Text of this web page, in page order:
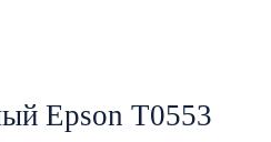
Epson T0553